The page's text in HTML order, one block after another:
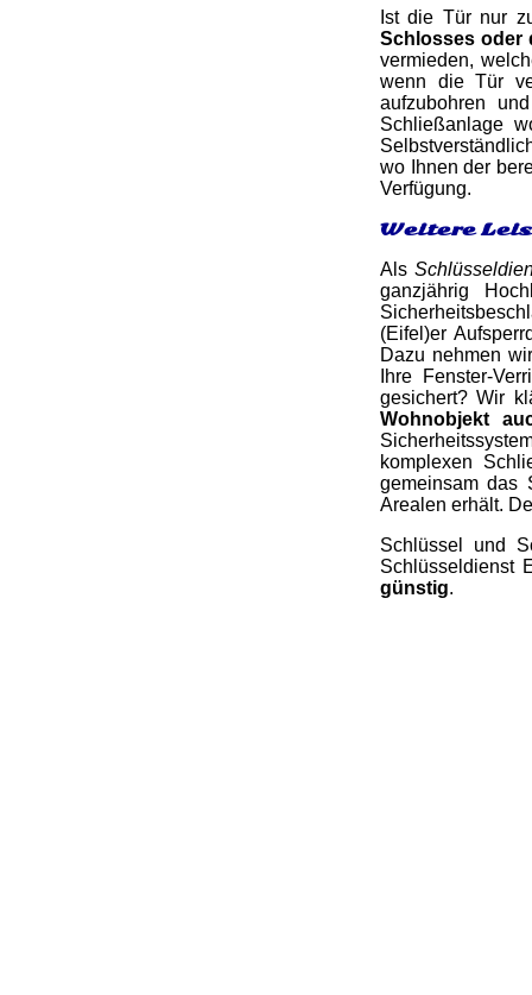
Ist die Tür nur
Schlosses oder
vermieden,
wenn die Tür
aufzubohren
Schließanlage
wo Ihnen der
Verfügung.
Weitere
Als
ganzjährig
(Eifel)er
Dazu nehmen
Ihre Fenster-
gesichert? Wir
Wohnobjekt
komplexen
gemeinsam das
Arealen erhält.
Schlüssel und
Schlüsseldienst
günstig.